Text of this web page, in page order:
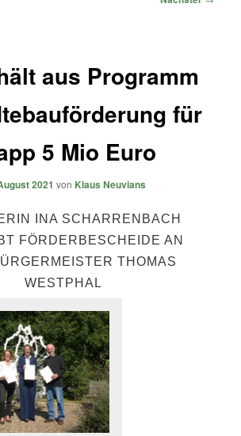
aus Programm
für
5 Mio Euro
2021 von Klaus Neuvians
INA SCHARRENBACH
FÖRDERBESCHEIDE AN
THOMAS
WESTPHAL